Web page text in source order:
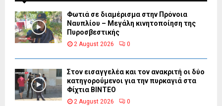
Φωτιά σε διαμέρισμα στην Πρόνοια
Ναυπλίου – Μεγάλη κινητοποίηση της
Πυροσβεστικής
2 August 2026 0
Στον εισαγγελέα και τον ανακριτή οι δύο
κατηγορούμενοι για την πυρκαγιά στα
Φίχτια ΒΙΝΤΕΟ
2 August 2026 0